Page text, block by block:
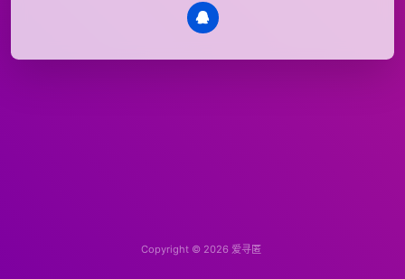
Copyright © 2026 爱寻匿